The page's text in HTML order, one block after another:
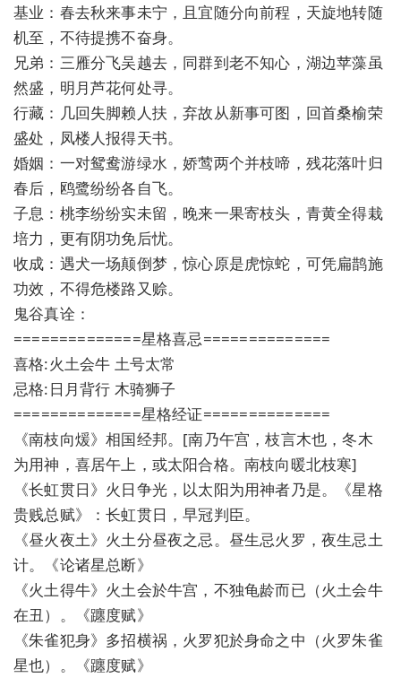
基业：春去秋来事未宁，且宜随分向前程，天旋地转随
机至，不待提携不奋身。
兄弟：三雁分飞吴越去，同群到老不知心，湖边苹藻虽
然盛，明月芦花何处寻。
行藏：几回失脚赖人扶，弃故从新事可图，回首桑榆荣
盛处，凤楼人报得天书。
婚姻：一对鸳鸯游绿水，娇莺两个并枝啼，残花落叶归
春后，鸥鹭纷纷各自飞。
子息：桃李纷纷实未留，晚来一果寄枝头，青黄全得栽
培力，更有阴功免后忧。
收成：遇犬一场颠倒梦，惊心原是虎惊蛇，可凭扁鹊施
功效，不得危楼路又赊。
鬼谷真诠：
==============星格喜忌==============
喜格:火土会牛 土号太常
忌格:日月背行 木骑狮子
==============星格经证==============
《南枝向煖》相国经邦。[南乃午宫，枝言木也，冬木
为用神，喜居午上，或太阳合格。南枝向暖北枝寒]
《长虹贯日》火日争光，以太阳为用神者乃是。《星格
贵贱总赋》：长虹贯日，早冠判臣。
《昼火夜土》火土分昼夜之忌。昼生忌火罗，夜生忌土
计。《论诸星总断》
《火土得牛》火土会於牛宫，不独龟龄而已（火土会牛
在丑）。《躔度赋》
《朱雀犯身》多招横祸，火罗犯於身命之中（火罗朱雀
星也）。《躔度赋》